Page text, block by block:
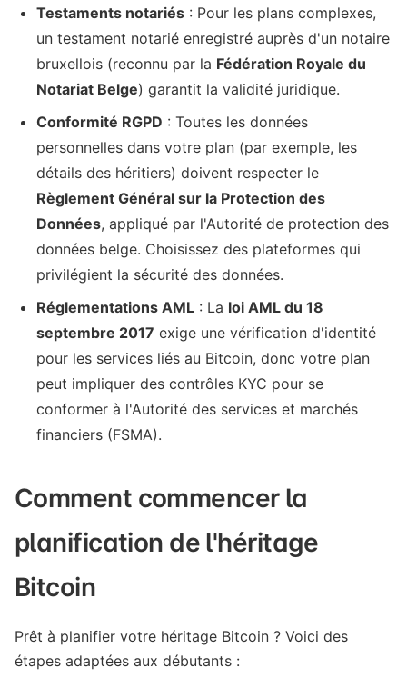
Testaments notariés : Pour les plans complexes,
un testament notarié enregistré auprès d'un notaire
bruxellois (reconnu par la Fédération Royale du
Notariat Belge) garantit la validité juridique.
Conformité RGPD : Toutes les données
personnelles dans votre plan (par exemple, les
détails des héritiers) doivent respecter le
Règlement Général sur la Protection des
Données, appliqué par l'Autorité de protection des
données belge. Choisissez des plateformes qui
privilégient la sécurité des données.
Réglementations AML : La loi AML du 18
septembre 2017 exige une vérification d'identité
pour les services liés au Bitcoin, donc votre plan
peut impliquer des contrôles KYC pour se
conformer à l'Autorité des services et marchés
financiers (FSMA).
Comment commencer la
planification de l'héritage
Bitcoin
Prêt à planifier votre héritage Bitcoin ? Voici des
étapes adaptées aux débutants :